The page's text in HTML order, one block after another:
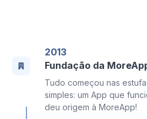
2013
Fundação da
Tudo começou nas
simples: um App que
deu origem à MoreApp!